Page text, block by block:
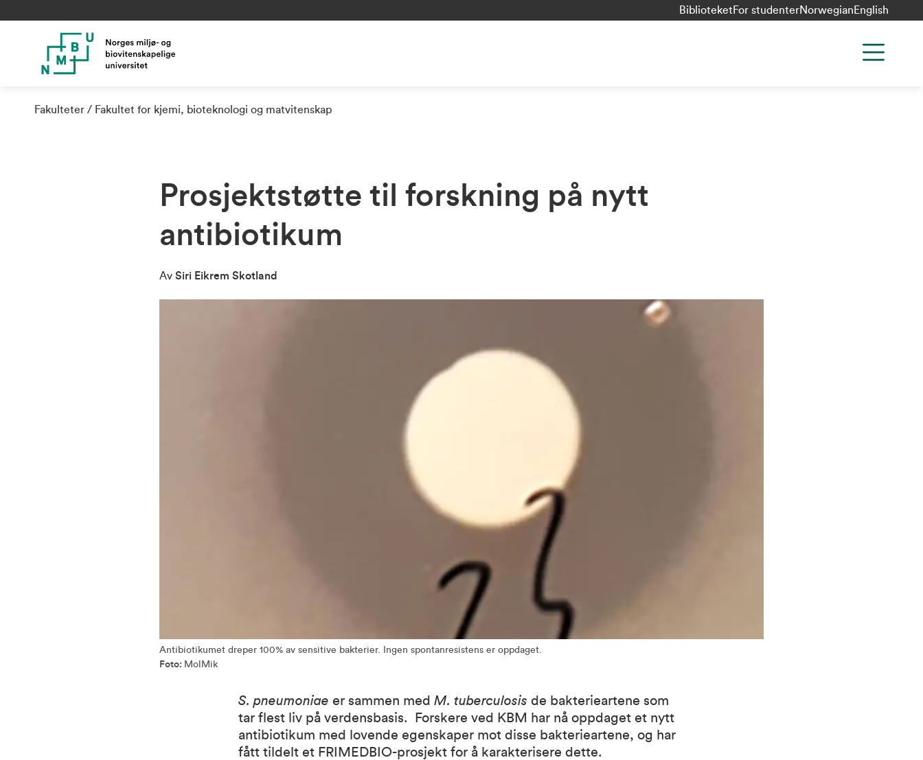
Biblioteket For studenterNorwegian English
Fakulteter Fakultet for kjemi, bioteknologi og matvitenskap
Prosjektstøtte til forskning på nytt
antibiotikum
Av Siri Eikrem Skotland
Antibiotikumet dreper 100% av sensitive bakterier. Ingen spontanresistens er oppdaget.
Foto: MolMik
S. pneumoniae er sammen med M. tuberculosis de bakterieartene som
tar flest liv på verdensbasis. Forskere ved KBM har nå oppdaget et nytt
antibiotikum med lovende egenskaper mot disse bakterieartene, og har
fått tildelt et FRIMEDBIO-prosjekt for å karakterisere dette.